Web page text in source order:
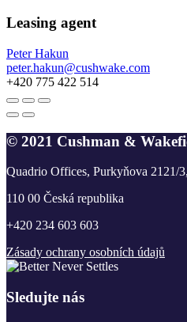
Leasing agent
Peter Hakun
peter.hakun@cushwake.com
+420 775 422 514
© 2021 Cushman &
Quadrio Offices, Purkyňova 2121/
110 00 Česká republika
+420 234 603 603
Zásady ochrany osobních údajů
Sledujte nás